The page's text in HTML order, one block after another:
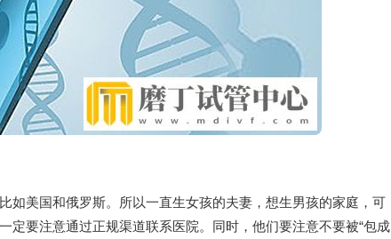
如美国和俄罗斯。所以一直生女孩的夫妻，想生男孩的家庭，可
定要注意通过正规渠道联系医院。同时，他们要注意不要被“包成